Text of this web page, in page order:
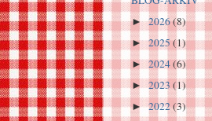
►2026(8)
►2025(1)
► 2024(6)
►2023(1)
►2022(3)